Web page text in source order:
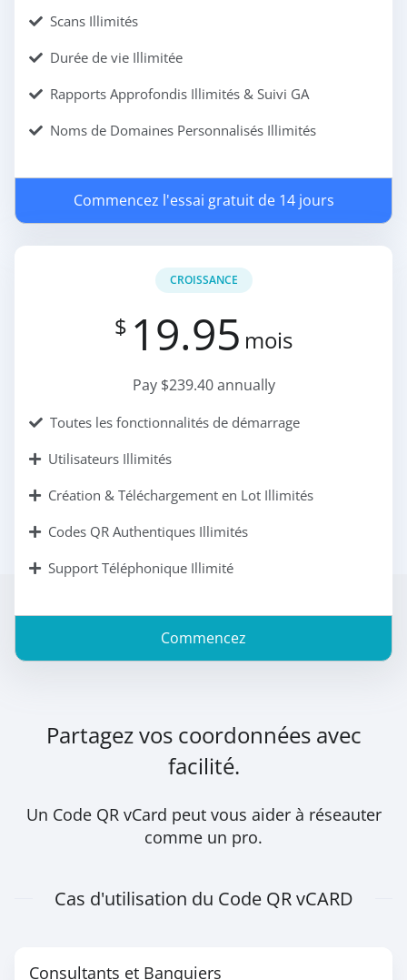
Scans Illimités
Durée de vie Illimitée
Rapports Approfondis Illimités & Suivi GA
Noms de Domaines Personnalisés Illimités
Commencez l'essai gratuit de 14 jours
CROISSANCE
$ 19.95 mois
Pay $239.40 annually
Toutes les fonctionnalités de démarrage
Utilisateurs Illimités
Création & Téléchargement en Lot Illimités
Codes QR Authentiques Illimités
Support Téléphonique Illimité
Commencez
Partagez vos coordonnées avec
facilité.
Un Code QR vCard peut vous aider à réseauter
comme un pro.
Cas d'utilisation du Code QR vCARD
Consultants et Banquiers